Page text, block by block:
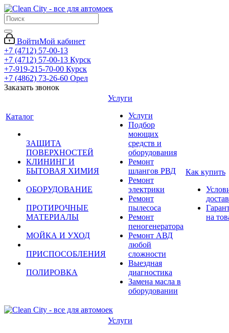
ВойтиМой кабинет
+7 (4712) 57-00-13
+7 (4712) 57-00-13 Курск
+7-919-215-70-00 Курск
+7 (4862) 73-26-60 Орел
Заказать звонок
Каталог
ЗАЩИТА
ПОВЕРХНОСТЕЙ
КЛИНИНГ И
БЫТОВАЯ ХИМИЯ
ОБОРУДОВАНИЕ
ПРОТИРОЧНЫЕ
МАТЕРИАЛЫ
МОЙКА И УХОД
ПРИСПОСОБЛЕНИЯ
ПОЛИРОВКА
Услуги
Услуги
Подбор
моющих
средств и
оборудования
Ремонт
шлангов РВД
Ремонт
электрики
Ремонт
пылесоса
Ремонт
пеногенератора
Ремонт АВД
любой
сложности
Выездная
диагностика
Замена масла в
оборудовании
Как купить
на
Услуги